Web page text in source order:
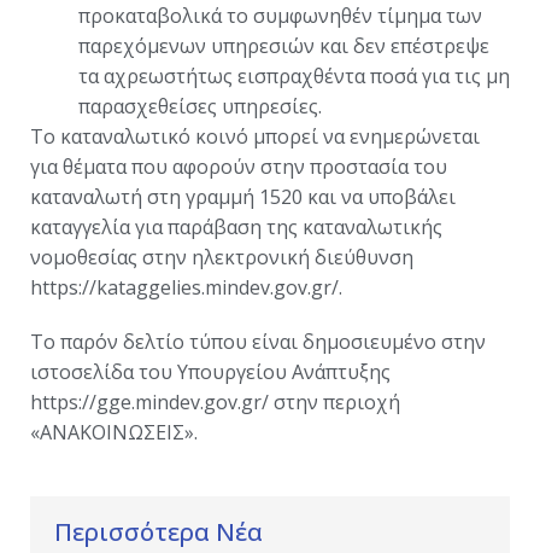
προκαταβολικά το συμφωνηθέν τίμημα των
παρεχόμενων υπηρεσιών και δεν επέστρεψε
τα αχρεωστήτως εισπραχθέντα ποσά για τις μη
παρασχεθείσες υπηρεσίες.
Το καταναλωτικό κοινό μπορεί να ενημερώνεται
για θέματα που αφορούν στην προστασία του
καταναλωτή στη γραμμή 1520 και να υποβάλει
καταγγελία για παράβαση της καταναλωτικής
νομοθεσίας στην ηλεκτρονική διεύθυνση
https://kataggelies.mindev.gov.gr/.
Το παρόν δελτίο τύπου είναι δημοσιευμένο στην
ιστοσελίδα του Υπουργείου Ανάπτυξης
https://gge.mindev.gov.gr/ στην περιοχή
«ΑΝΑΚΟΙΝΩΣΕΙΣ».
Περισσότερα Νέα